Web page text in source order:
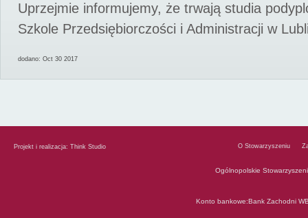
Uprzejmie informujemy, że trwają studia
Szkole Przedsiębiorczości i Administracji w
dodano: Oct 30 2017
Projekt i realizacja: Think Studio O Stowarzyszeniu
Ogólnopolskie
Konto bankowe:Bank Zachodni